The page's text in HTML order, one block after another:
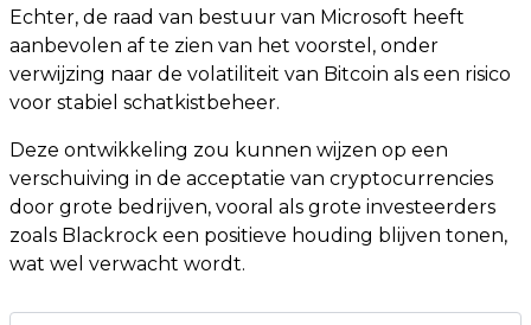
Echter, de raad van bestuur van Microsoft heeft
aanbevolen af te zien van het voorstel, onder
verwijzing naar de volatiliteit van Bitcoin als een risico
voor stabiel schatkistbeheer.
Deze ontwikkeling zou kunnen wijzen op een
verschuiving in de acceptatie van cryptocurrencies
door grote bedrijven, vooral als grote investeerders
zoals Blackrock een positieve houding blijven tonen,
wat wel verwacht wordt.